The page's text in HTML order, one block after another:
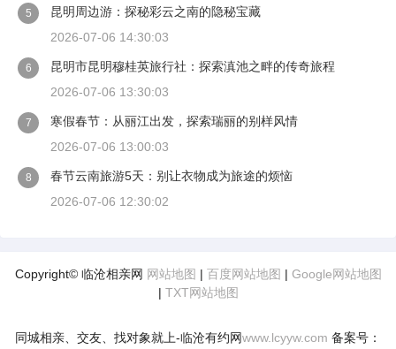
5
昆明周边游：探秘彩云之南的隐秘宝藏
2026-07-06 14:30:03
6
昆明市昆明穆桂英旅行社：探索滇池之畔的传奇旅程
2026-07-06 13:30:03
7
寒假春节：从丽江出发，探索瑞丽的别样风情
2026-07-06 13:00:03
8
春节云南旅游5天：别让衣物成为旅途的烦恼
2026-07-06 12:30:02
Copyright© 临沧相亲网 网站地图 | 百度网站地图 | Google网站地图
| TXT网站地图
同城相亲、交友、找对象就上-临沧有约网www.lcyyw.com 备案号：